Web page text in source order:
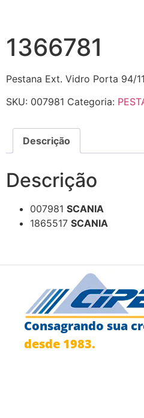
1366781
Pestana Ext. Vidro Porta 94/
SKU: 007981 Categoria:
Descrição
Descrição
007981 SCANIA
1865517 SCANIA
Consagrando sua
desde 1983.